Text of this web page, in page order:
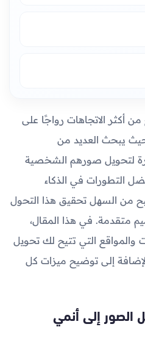
أكثر الاتجاهات رواجًا على
يبحث العديد من
لتحويل صورهم الشخصية
التطورات في الذكاء
من السهل تحقيق هذا التحول
متقدمة. في هذا المقال،
التي تتيح لك تحويل
إلى توضيح ميزات كل
الصور إلى أنمي